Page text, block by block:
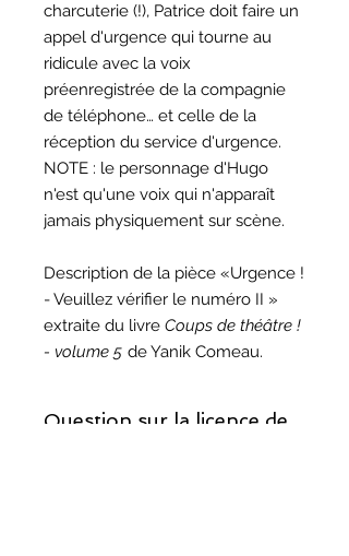
charcuterie (!), Patrice doit faire un
appel d'urgence qui tourne au
ridicule avec la voix
préenregistrée de la compagnie
de téléphone… et celle de la
réception du service d'urgence.
NOTE : le personnage d'Hugo
n'est qu'une voix qui n'apparaît
jamais physiquement sur scène.
Description de la pièce «Urgence !
- Veuillez vérifier le numéro II »
extraite du livre Coups de théâtre !
- volume 5 de Yanik Comeau.
Question sur la licence de